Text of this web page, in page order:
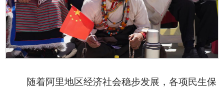
随着阿里地区经济社会稳步发展，各项民生保